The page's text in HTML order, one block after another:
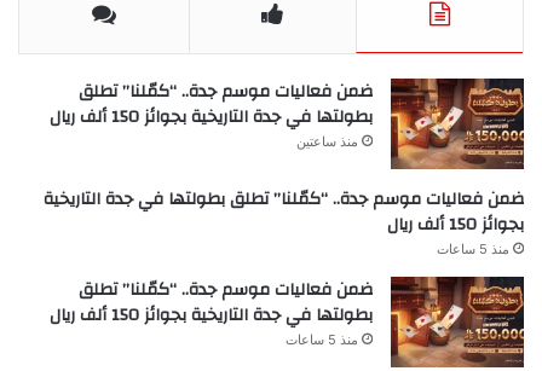
ضمن فعاليات موسم جدة.. “كمّلنا” تطلق
بطولتها في جدة التاريخية بجوائز 150 ألف ريال
منذ ساعتين
ضمن فعاليات موسم جدة.. “كمّلنا” تطلق بطولتها في جدة التاريخية
بجوائز 150 ألف ريال
منذ 5 ساعات
ضمن فعاليات موسم جدة.. “كمّلنا” تطلق
بطولتها في جدة التاريخية بجوائز 150 ألف ريال
منذ 5 ساعات